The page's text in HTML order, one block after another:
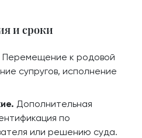
и сроки
Перемещение к родовой
супругов, исполнение
Дополнительная
по
или решению суда.